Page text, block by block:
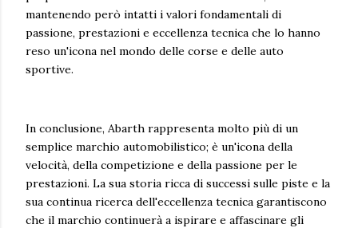
mantenendo però intatti i valori fondamentali di
passione, prestazioni e eccellenza tecnica che lo hanno
reso un'icona nel mondo delle corse e delle auto
sportive.
In conclusione, Abarth rappresenta molto più di un
semplice marchio automobilistico; è un'icona della
velocità, della competizione e della passione per le
prestazioni. La sua storia ricca di successi sulle piste e la
sua continua ricerca dell'eccellenza tecnica garantiscono
che il marchio continuerà a ispirare e affascinare gli